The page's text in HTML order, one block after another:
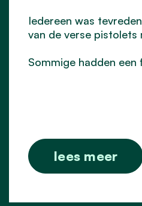
Iedereen was
van de verse pistolets
Sommige hadden een
lees meer